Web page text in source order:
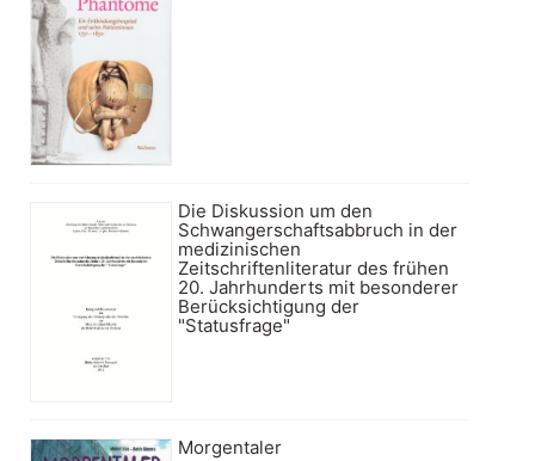
Die Diskussion um den
Schwangerschaftsabbruch in der
medizinischen
Zeitschriftenliteratur des frühen
20. Jahrhunderts mit besonderer
Berücksichtigung der
"Statusfrage"
Morgentaler